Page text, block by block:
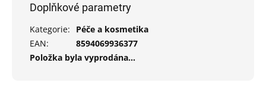
Doplňkové parametry
Kategorie:
Péče a kosmetika
EAN:
8594069936377
Položka byla vyprodána…